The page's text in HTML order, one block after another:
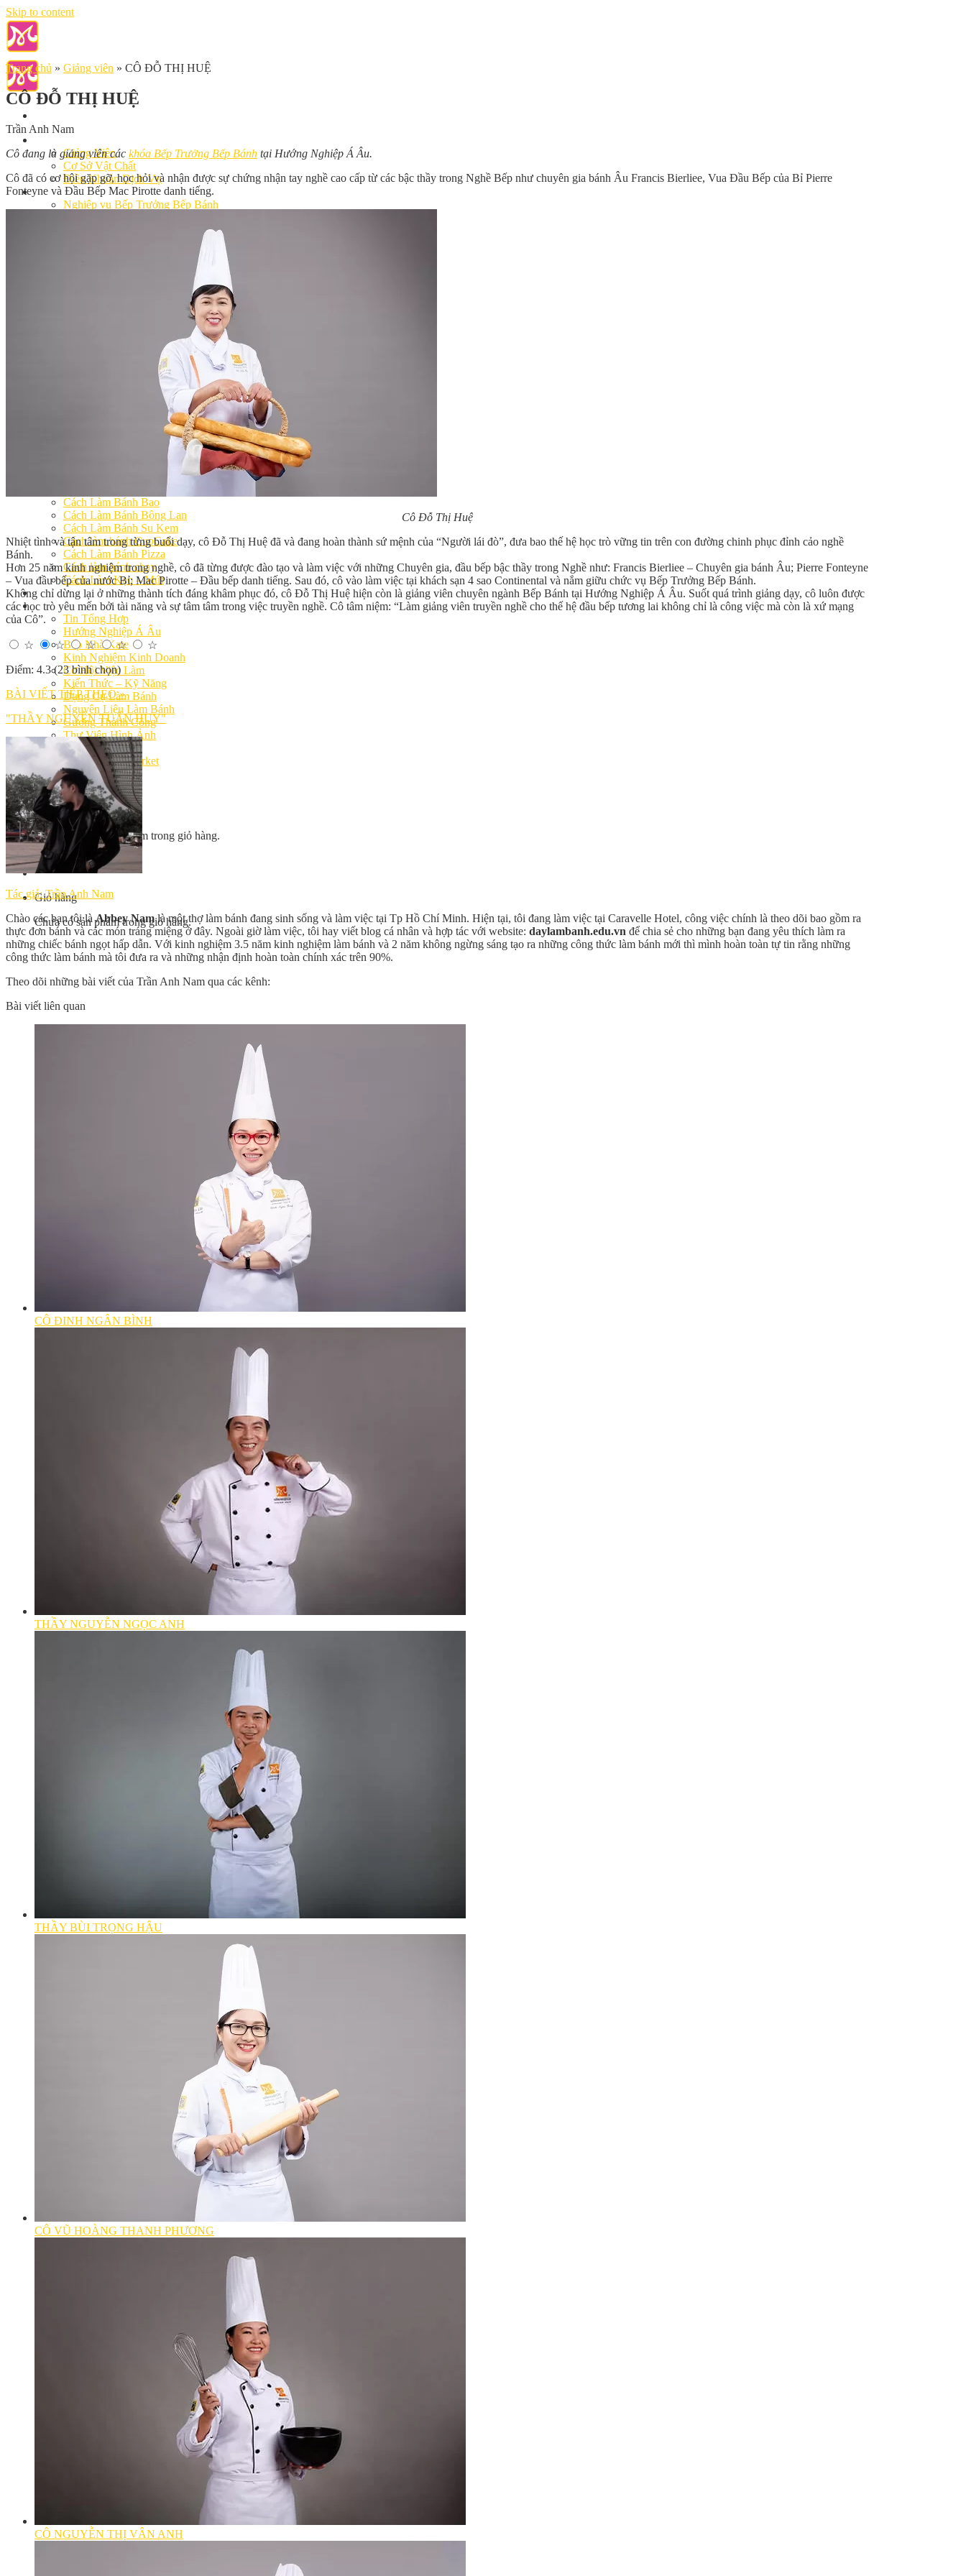
Skip to content
Giảng Viên
Cơ Sở Vật Chất
Điều Khoản Dịch Vụ
Học Làm Bánh
Nghiệp vụ Bếp Trưởng Bếp Bánh
Nghiệp Vụ Quản Lý Bếp Bánh
Khóa Học Bánh Mì Nâng Cao
Khóa Học Bánh Kinh Doanh
Khóa Học Handmade Mini Cake
Cách Làm Bánh Trung Thu
Cách Làm Bánh Bao
Cách Làm Bánh Bông Lan
Cách Làm Bánh Su Kem
Cách làm bánh CupCake
Cách Làm Bánh Pizza
Cách làm bánh chay
Cách Làm Kẹo – Mứt
Video
Tin tức
Tin Tổng Hợp
Hướng Nghiệp Á Âu
Bếp Nhà Kate
Kinh Nghiệm Kinh Doanh
Cơ Hội Việc Làm
Kiến Thức – Kỹ Năng
Dụng Cụ Làm Bánh
Nguyên Liệu Làm Bánh
Gương Thành Công
Thư Viện Hình Ảnh
Hỏi Đáp
Siêu thị ĐVP Market
Việc Làm
Chưa có sản phẩm trong giỏ hàng.
Giỏ hàng
Chưa có sản phẩm trong giỏ hàng.
Trang chủ » Giảng viên » CÔ ĐỖ THỊ HUỆ
CÔ ĐỖ THỊ HUỆ
Trần Anh Nam
Cô đang là giảng viên các khóa Bếp Trưởng Bếp Bánh tại Hướng Nghiệp Á Âu.
Cô đã có cơ hội gặp gỡ, học hỏi và nhận được sự chứng nhận tay nghề cao cấp từ các bậc thầy trong Nghề Bếp như chuyên gia bánh Âu Francis Bierliee, Vua Đầu Bếp của Bỉ Pierre
Fonteyne và Đầu Bếp Mac Pirotte danh tiếng.
Cô Đỗ Thị Huệ
Nhiệt tình và tận tâm trong từng buổi dạy, cô Đỗ Thị Huệ đã và đang hoàn thành sứ mệnh của “Người lái đò”, đưa bao thế hệ học trò vững tin trên con đường chinh phục đỉnh cảo nghề
Bánh.
Hơn 25 năm kinh nghiệm trong nghề, cô đã từng được đào tạo và làm việc với những Chuyên gia, đầu bếp bậc thầy trong Nghề như: Francis Bierliee – Chuyên gia bánh Âu; Pierre Fonteyne
– Vua đầu bếp của nước Bỉ; Mac Pirotte – Đầu bếp danh tiếng. Sau đó, cô vào làm việc tại khách sạn 4 sao Continental và nắm giữu chức vụ Bếp Trưởng Bếp Bánh.
Không chỉ dừng lại ở những thành tích đáng khâm phục đó, cô Đỗ Thị Huệ hiện còn là giảng viên chuyên ngành Bếp Bánh tại Hướng Nghiệp Á Âu. Suốt quá trình giảng dạy, cô luôn được
các học trò yêu mến bởi tài năng và sự tâm tâm trong việc truyền nghề. Cô tâm niệm: “Làm giảng viên truyền nghề cho thế hệ đầu bếp tương lai không chỉ là công việc mà còn là xứ mạng
của Cô”.
☆ ☆ ☆ ☆
☆
Điểm: 4.3 (23 bình chọn)
BÀI VIẾT TIẾP THEO »
"THẦY NGUYỄN TUẤN HUY"
Tác giả: Trần Anh Nam
Chào các bạn tôi làAbbey Namlà một thợ làm bánh đang sinh sống và làm việc tại Tp Hồ Chí Minh. Hiện tại, tôi đang làm việc tại Caravelle Hotel, công việc chính là theo dõi bao gồm ra
thực đơn bánh và các món tráng miệng ở đây. Ngoài giờ làm việc, tôi hay viết blog cá nhân và hợp tác với website: daylambanh.edu.vn để chia sẻ cho những bạn đang yêu thích làm ra
những chiếc bánh ngọt hấp dẫn. Với kinh nghiệm 3.5 năm kinh nghiệm làm bánh và 2 năm không ngừng sáng tạo ra những công thức làm bánh mới thì mình hoàn toàn tự tin rằng những
công thức làm bánh mà tôi đưa ra và những nhận định hoàn toàn chính xác trên 90%.
Theo dõi những bài viết của Trần Anh Nam qua các kênh:
Bài viết liên quan
CÔ ĐINH NGÂN BÌNH
THẦY NGUYỄN NGỌC ANH
THẦY BÙI TRỌNG HẬU
CÔ VŨ HOÀNG THANH PHƯƠNG
CÔ NGUYỄN THỊ VÂN ANH